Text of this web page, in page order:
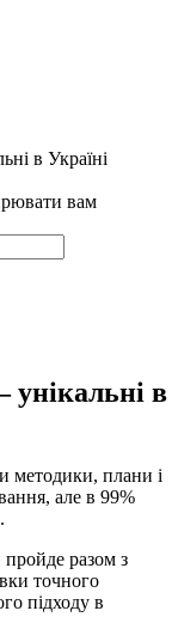
в Україні
вам
в
методики, плани і
але в 99%
пройде разом з
точного
підходу в